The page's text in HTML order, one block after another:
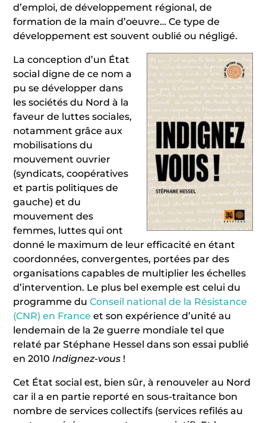
d’emploi, de développement régional, de
formation de la main d’oeuvre… Ce type de
développement est souvent oublié ou négligé.
La conception d’un État
social digne de ce nom a
pu se développer dans
les sociétés du Nord à la
faveur de luttes sociales,
notamment grâce aux
mobilisations du
mouvement ouvrier
(syndicats, coopératives
et partis politiques de
gauche) et du
mouvement des
femmes, luttes qui ont
donné le maximum de leur efficacité en étant
coordonnées, convergentes, portées par des
organisations capables de multiplier les échelles
d’intervention. Le plus bel exemple est celui du
programme duConseil national de la Résistance
(CNR) en France et son expérience d’unité au
lendemain de la 2e guerre mondiale tel que
relaté par Stéphane Hessel dans son essai publié
en 2010 Indignez-vous !
Cet État social est, bien sûr, à renouveler au Nord
car il a en partie reporté en sous-traitance bon
nombre de services collectifs (services refilés au